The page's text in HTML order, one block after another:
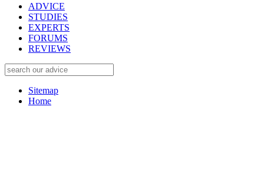
ADVICE
STUDIES
EXPERTS
FORUMS
REVIEWS
Sitemap
Home